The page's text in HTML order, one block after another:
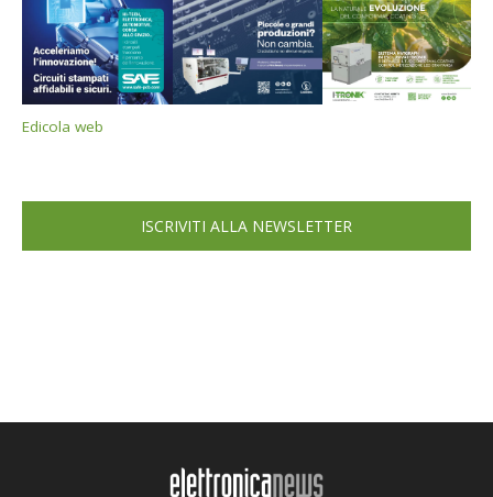
Edicola web
ISCRIVITI ALLA NEWSLETTER